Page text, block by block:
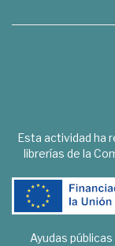
Esta actividad ha
librerías de la
Ayudas